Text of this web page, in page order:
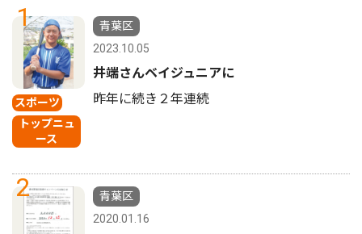
1
スポーツ
トップニュ
ース
青葉区
2023.10.05
井端さんベイジュニアに
昨年に続き２年連続
2
青葉区
2020.01.16